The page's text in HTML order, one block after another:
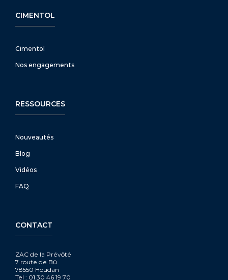
CIMENTOL
Cimentol
Nos engagements
RESSOURCES
Nouveautés
Blog
Vidéos
FAQ
CONTACT
ZAC de la Prévôté
7 route de Bû
78550 Houdan
Tel : 01 30 46 19 70